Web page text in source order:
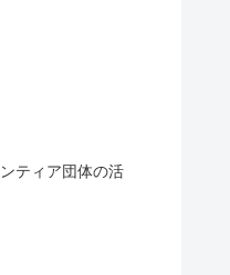
ティア団体の活